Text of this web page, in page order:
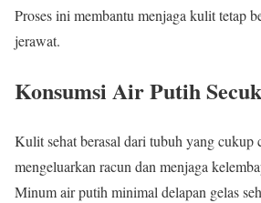
Proses ini membantu menjaga kulit tetap
jerawat.
Konsumsi Air Putih
Kulit sehat berasal dari tubuh yang cukup
mengeluarkan racun dan menjaga
Minum air putih minimal delapan gelas